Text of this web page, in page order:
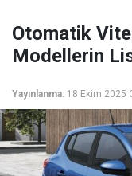
Otomatik
Modellerin
Yayınlanma: 18 Ekim 2025